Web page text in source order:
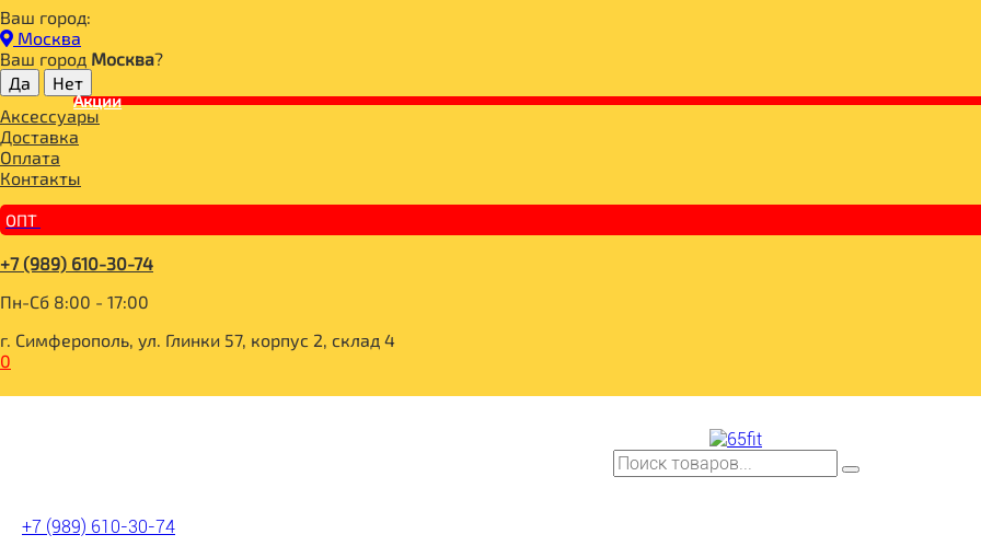
Ваш город:
Москва
Ваш город Москва?
Акции
Аксессуары
Доставка
Оплата
Контакты
ОПТ
+7 (989) 610-30-74
Пн-Сб 8:00 - 17:00
г. Симферополь, ул. Глинки 57, корпус 2, склад 4
0
+7 (989) 610-30-74
Главная
СПОРТИВНЫЕ АКСЕССУАРЫ
ШЕЙКЕРЫ
Шейкер 700мл, VPlab